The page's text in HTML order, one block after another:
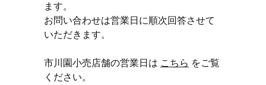
ます。
お問い合わせは営業日に順次回答させて
いただきます。
市川園小売店舗の営業日は こちら をご覧
ください。